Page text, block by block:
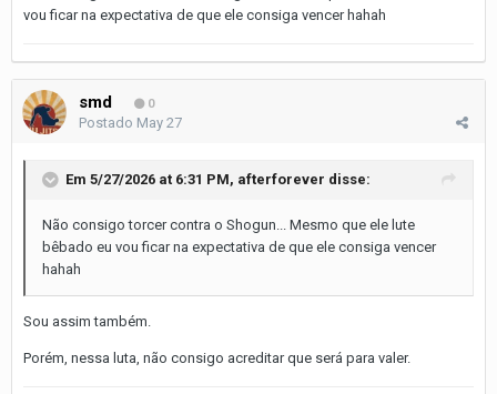
vou ficar na expectativa de que ele consiga vencer hahah
smd 0
Postado May 27
Em 5/27/2026 at 6:31 PM, afterforever disse:
Não consigo torcer contra o Shogun... Mesmo que ele lute
bêbado eu vou ficar na expectativa de que ele consiga vencer
hahah
Sou assim também.
Porém, nessa luta, não consigo acreditar que será para valer.